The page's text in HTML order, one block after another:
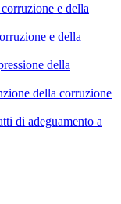
e della
e della
della
della corruzione
di adeguamento a